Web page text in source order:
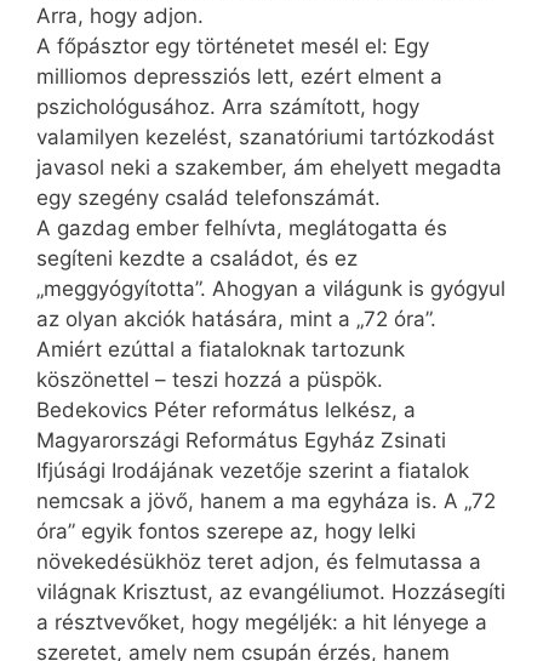
Arra, hogy adjon.
A főpásztor egy történetet mesél el: Egy
milliomos depressziós lett, ezért elment a
pszichológusához. Arra számított, hogy
valamilyen kezelést, szanatóriumi tartózkodást
javasol neki a szakember, ám ehelyett megadta
egy szegény család telefonszámát.
A gazdag ember felhívta, meglátogatta és
segíteni kezdte a családot, és ez
„meggyógyította”. Ahogyan a világunk is gyógyul
az olyan akciók hatására, mint a „72 óra”.
Amiért ezúttal a fiataloknak tartozunk
köszönettel – teszi hozzá a püspök.
Bedekovics Péter református lelkész, a
Magyarországi Református Egyház Zsinati
Ifjúsági Irodájának vezetője szerint a fiatalok
nemcsak a jövő, hanem a ma egyháza is. A „72
óra” egyik fontos szerepe az, hogy lelki
növekedésükhöz teret adjon, és felmutassa a
világnak Krisztust, az evangéliumot. Hozzásegíti
a résztvevőket, hogy megéljék: a hit lényege a
szeretet, amely nem csupán érzés, hanem